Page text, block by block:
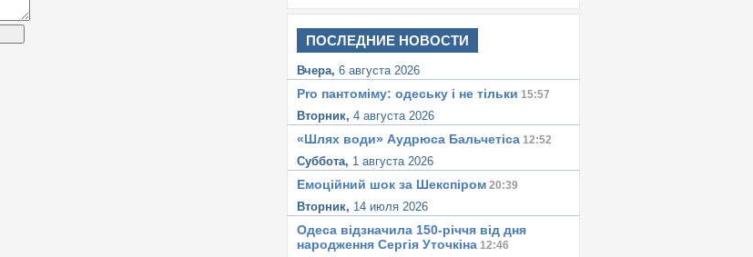
ПОСЛЕДНИЕ НОВОСТИ
Вчера, 6 августа 2026
Pro пантоміму: одеську i не тiльки 15:57
Вторник, 4 августа 2026
«Шлях води» Аудрюса Бальчетiса 12:52
Суббота, 1 августа 2026
Емоційний шок за Шекспіром 20:39
Вторник, 14 июля 2026
Одеса відзначила 150-річчя від дня
народження Сергія Уточкіна 12:46